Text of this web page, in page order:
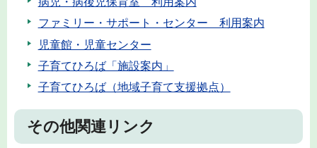
ファミリー・サポート・センター 利用案内
児童館・児童センター
子育てひろば「施設案内」
子育てひろば（地域子育て支援拠点）
その他関連リンク